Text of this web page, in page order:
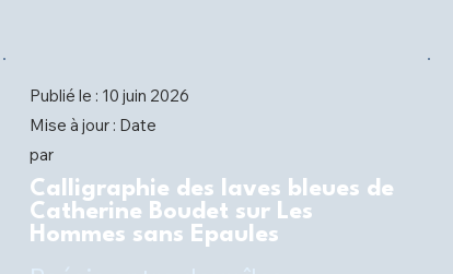
Publié le : 10 juin 2026
Mise à jour : Date
par
Calligraphie des laves bleues de
Catherine Boudet sur Les
Hommes sans Epaules